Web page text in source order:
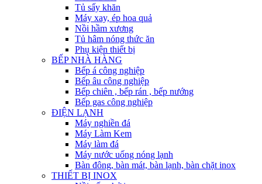
Tủ sấy khăn
Máy xay, ép hoa quả
Nồi hầm xương
Tủ hâm nóng thức ăn
Phụ kiện thiết bị
BẾP NHÀ HÀNG
Bếp á công nghiệp
Bếp âu công nghiệp
Bếp chiên , bếp rán , bếp nướng
Bếp gas công nghiệp
ĐIỆN LẠNH
Máy nghiền đá
Máy Làm Kem
Máy làm đá
Máy nước uống nóng lạnh
Bàn đông, bàn mát, bàn lạnh, bàn chặt inox
THIẾT BỊ INOX